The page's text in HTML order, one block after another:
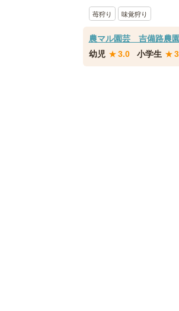
苺狩り 味覚狩り
農マル園芸 吉備路農
幼児 ★3.0 小学生 ★